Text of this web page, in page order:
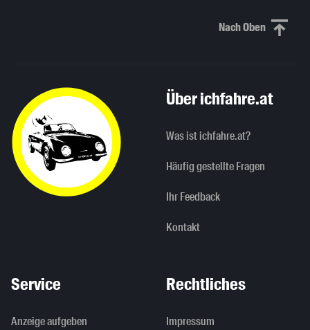
Nach ObenNach oben
Über ichfahre.at
Was ist ichfahre.at?
Häufig gestellte Fragen
Ihr Feedback
Kontakt
Service
Anzeige aufgeben
Rechtliches
Impressum